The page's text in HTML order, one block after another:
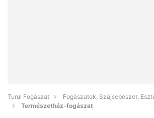
Turul Fogászat
Fogászatok, Szájsebészet,
Természetház-fogászat